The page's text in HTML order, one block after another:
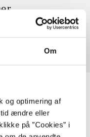
Om
og optimering af
ændre eller
på ”Cookies” i
udgivelser